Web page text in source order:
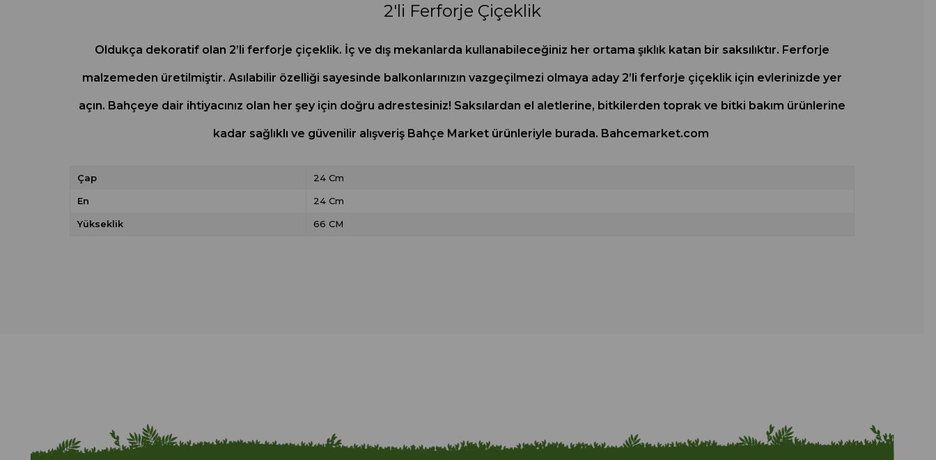
2'li Ferforje Çiçeklik
Oldukça dekoratif olan 2’li ferforje çiçeklik. İç ve dış mekanlarda kullanabileceğiniz her ortama şıklık katan bir saksılıktır. Ferforje
malzemeden üretilmiştir. Asılabilir özelliği sayesinde balkonlarınızın vazgeçilmezi olmaya aday 2’li ferforje çiçeklik için evlerinizde yer
açın. Bahçeye dair ihtiyacınız olan her şey için doğru adrestesiniz! Saksılardan el aletlerine, bitkilerden toprak ve bitki bakım ürünlerine
kadar sağlıklı ve güvenilir alışveriş Bahçe Market ürünleriyle burada. Bahcemarket.com
Çap 24 Cm
En 24 Cm
Yükseklik 66 CM